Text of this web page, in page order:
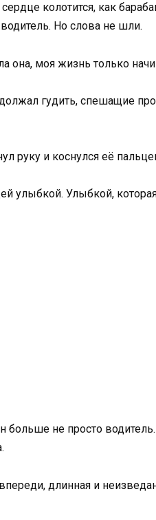
колотится, как
Но слова не шли.
она, моя жизнь только
гудить, спешащие
руку и коснулся её
улыбкой. Улыбкой,
больше не просто
длинная и